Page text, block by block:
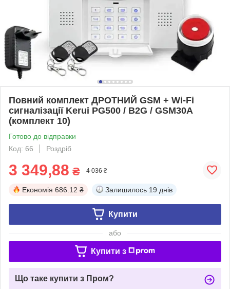
Повний комплект ДРОТНИЙ GSM + Wi-Fi
сигналізації Kerui PG500 / B2G / GSM30А
(комплект 10)
Готово до відправки
Код: 66
Роздріб
3 349,88 ₴ 4 036 ₴
Економія 686.12 ₴ Залишилось 19 днів
Купити
або
Купити з
Що таке купити з Пром?